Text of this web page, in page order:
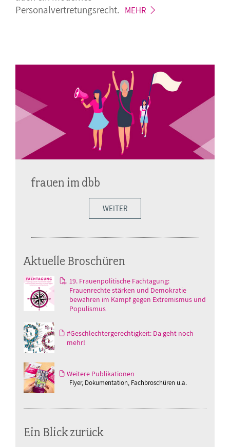
Personalvertretungsrecht. MEHR
frauen im dbb
WEITER
Aktuelle Broschüren
19. Frauenpolitische Fachtagung:
Frauenrechte stärken und Demokratie
bewahren im Kampf gegen Extremismus und
Populismus
#Geschlechtergerechtigkeit: Da geht noch
mehr!
Weitere Publikationen
Flyer, Dokumentation, Fachbroschüren u.a.
Ein Blick zurück